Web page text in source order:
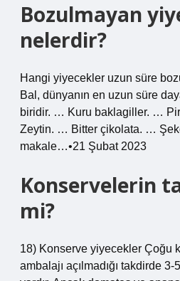
Bozulmayan
nelerdir?
Hangi yiyecekler uzun süre
Bal, dünyanın en uzun süre
biridir. … Kuru baklagiller. …
Zeytin. … Bitter çikolata. …
makale…•21 Şubat 2023
Konservelerin
mi?
18) Konserve yiyecekler Çoğu
ambalajı açılmadığı takdirde 3-